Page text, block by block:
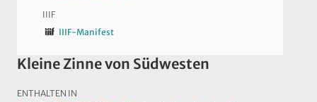
IIIF
IIIF-Manifest
Kleine Zinne von Südwesten
ENTHALTEN IN